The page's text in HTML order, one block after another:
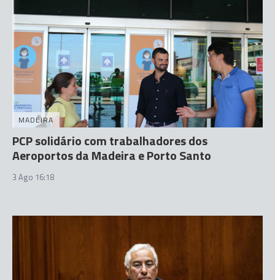
MADEIRA
PCP solidário com trabalhadores dos
Aeroportos da Madeira e Porto Santo
3 Ago 16:18